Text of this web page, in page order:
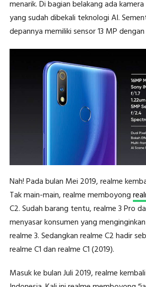
menarik. Di bagian belakang ada
yang sudah dibekali teknologi AI.
depannya memiliki sensor 13 MP
Nah! Pada bulan Mei 2019, realme
Tak main-main, realme memboyong
C2. Sudah barang tentu, realme 3 Pro
menyasar konsumen yang
realme 3. Sedangkan realme C2 hadir
realme C1 dan realme C1 (2019).
Masuk ke bulan Juli 2019, realme